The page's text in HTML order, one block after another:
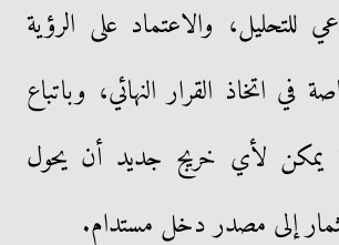
للتحليل، والاعتماد على الرؤية
في اتخاذ القرار النهائي، وباتباع
يمكن لأي خريج جديد أن يحول
إلى مصدر دخل مستدام.